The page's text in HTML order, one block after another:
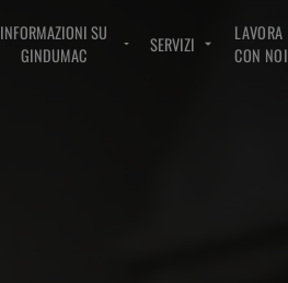
INFORMAZIONI SU
GINDUMAC
SERVIZI
LAVORA
CON NOI